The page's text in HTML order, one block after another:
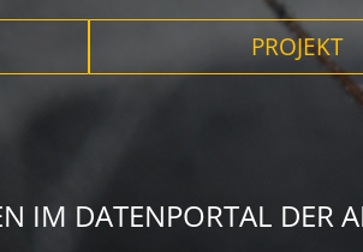
PROJEKT
IM DATENPORTAL DER